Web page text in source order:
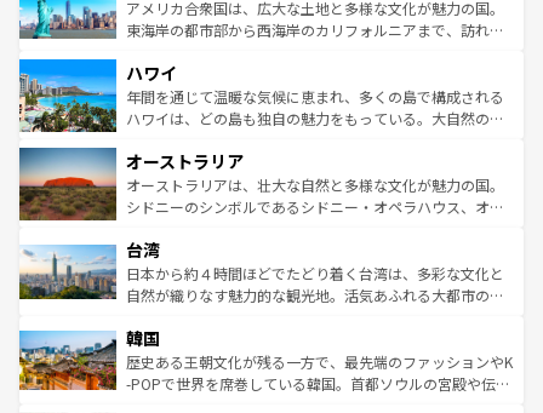
博物館もあり、アルプス観光だけでなく町歩きも満喫する
ことができる。国民の所得が高いため物価も高いが、旅行
ば市内交通費無料で観光を楽しむこともできる。 なお、新
着のスイス情報はコンテンツ一覧 を参照してほしい。
アメリカ合衆国は、広大な土地と多様な文化が魅力の国。
東海岸の都市部から西海岸のカリフォルニアまで、訪れる
のような巨大都市は、観光、ショッピング、エンターテイ
ンメントが詰まった刺激的なスポットだ。一方、アメリカ
西部には大自然が広がり、グランドキャニオンやイエロー
部のニューオーリンズでは、音楽と美食が融合した独特の
文化が魅力。旅行者はアメリカの各地域で異なる魅力を楽
しみながら、その多様性と豊かな歴史を感じることができ
ならではの贅沢な旅のスタイルだ。 なお、新着のアメリカ
情報はコンテンツ一覧を参照してほしい。
ハワイ
年間を通じて温暖な気候に恵まれ、多くの島で構成される
ハワイは、どの島も独自の魅力をもっている。大自然の神
ワイ島は見逃せない。また、定番の観光地といえばオアフ
島だが、静かな自然を求めるならマウイ島やカウアイ島が
おすすめ。エメラルドグリーンに輝く海をはじめ、豊かな
れるおもてなしの心で訪れる人々を迎えてくれるハワイの
人々、おいしいローカルフードやハワイアンミュージッ
ク、伝統的なフラダンスなど、すべてがハワイの魅力を彩
ワイを、存分に味わってほしい。 なお、新着のハワイ情報
はコンテンツ一覧を参照してほしい。
オーストラリア
オーストラリアは、壮大な自然と多様な文化が魅力の国。
シドニーのシンボルであるシドニー・オペラハウス、オー
リアリーフや大陸中央部にそびえるウルル（エアーズロッ
ク）、タスマニアの美しい原生林やケアンズの熱帯雨林な
ど、見どころがたくさん。また、カフェやワイン、オージ
いる。アクティビティも充実しており、サーフィンやダイ
ビング、ハイキングなど、アウトドア好きにはたまらな
い。オーストラリアの多彩な魅力を存分に味わいつくそ
台湾
日本から約４時間ほどでたどり着く台湾は、多彩な文化と
自然が織りなす魅力的な観光地。活気あふれる大都市の台
ン）、静ひつな山岳地帯である台湾東部など、都市の喧騒
と山間の静けさが共存しており、訪れる人に新しい発見と
驚きをもたらしてくれる。また、奥深い台湾の食文化も魅
韓国
歴史ある王朝文化が残る一方で、最先端のファッションやK
-POPで世界を席巻している韓国。首都ソウルの宮殿や伝統